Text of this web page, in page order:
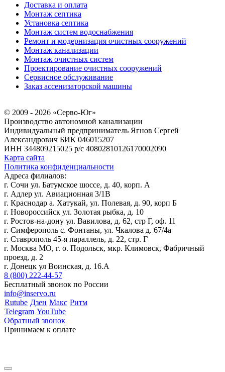
Доставка и оплата
Монтаж септика
Установка септика
Монтаж систем водоснабжения
Ремонт и модернизация очистных сооружений
Монтаж канализации
Монтаж очистных систем
Проектирование очистных сооружений
Сервисное обслуживание
Заказ ассенизаторской машины
© 2009 - 2026 «Серво-Юг»
Производство автономной канализации
Индивидуальный предприниматель Ягнов Сергей
Александрович БИК 046015207
ИНН 344809215025 р/с 40802810126170002090
Карта сайта
Политика конфиденциальности
Адреса филиалов:
г. Сочи ул. Батумское шоссе, д. 40, корп. А
г. Адлер ул. Авиационная 3/1В
г. Краснодар а. Хатукай, ул. Полевая, д. 90, корп Б
г. Новороссийск ул. Золотая рыбка, д. 10
г. Ростов-на-дону ул. Вавилова, д. 62, стр Г, оф. 11
г. Симферополь с. Фонтаны, ул. Чкалова д. 67/4а
г. Ставрополь 45-я параллель, д. 22, стр. Г
г. Москва МО, г. о. Подольск, мкр. Климовск, Фабричный
проезд, д. 2
г. Донецк ул Воинская, д. 16.А
8 (800) 222-44-57
Бесплатный звонок по России
info@inservo.ru
Rutube Дзен Макс Ритм
Telegram YouTube
Обратный звонок
Принимаем к оплате